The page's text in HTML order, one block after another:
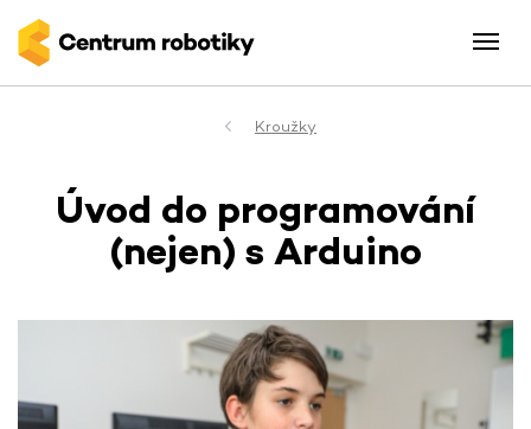
Kroužky
Úvod do programování
(nejen) s Arduino